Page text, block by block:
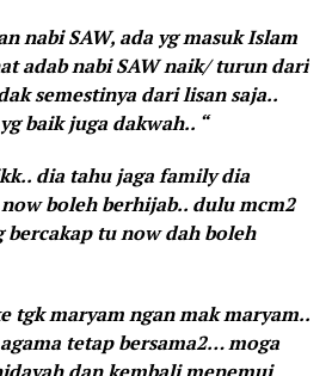
nabi SAW, ada yg masuk Islam
adab nabi SAW naik/ turun dari
semestinya dari lisan saja..
baik juga dakwah.. “
dia tahu jaga family dia
boleh berhijab.. dulu mcm2
bercakap tu now dah boleh
tgk maryam ngan mak maryam..
tetap bersama2… moga